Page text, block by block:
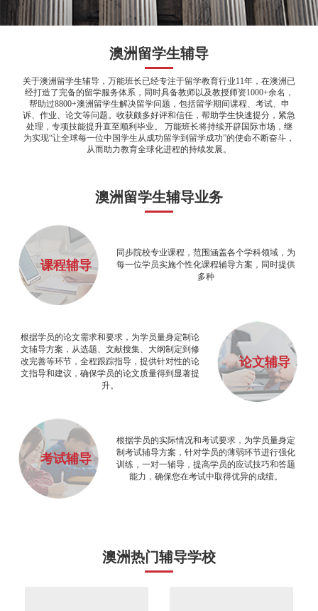
澳洲留学生辅导
关于澳洲留学生辅导，万能班长已经专注于留学教育行业11年，在澳洲已
经打造了完备的留学服务体系，同时具备教师以及教授师资1000+余名，
帮助过8800+澳洲留学生解决留学问题，包括留学期间课程、考试、申
诉、作业、论文等问题。收获颇多好评和信任，帮助学生快速提分，紧急
处理，专项技能提升直至顺利毕业。 万能班长将持续开辟国际市场，继
为实现“让全球每一位中国学生从成功留学到留学成功”的使命不断奋斗，
从而助力教育全球化进程的持续发展。
澳洲留学生辅导业务
课程辅导
同步院校专业课程，范围涵盖各个学科领域，为
每一位学员实施个性化课程辅导方案，同时提供
多种
论文辅导
根据学员的论文需求和要求，为学员量身定制论
文辅导方案，从选题、文献搜集、大纲制定到修
改完善等环节，全程跟踪指导，提供针对性的论
文指导和建议，确保学员的论文质量得到显著提
升。
考试辅导
根据学员的实际情况和考试要求，为学员量身定
制考试辅导方案，针对学员的薄弱环节进行强化
训练，一对一辅导，提高学员的应试技巧和答题
能力，确保您在考试中取得优异的成绩。
澳洲热门辅导学校